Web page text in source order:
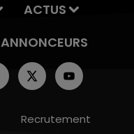
ACTUS
ANNONCEURS
Recrutement